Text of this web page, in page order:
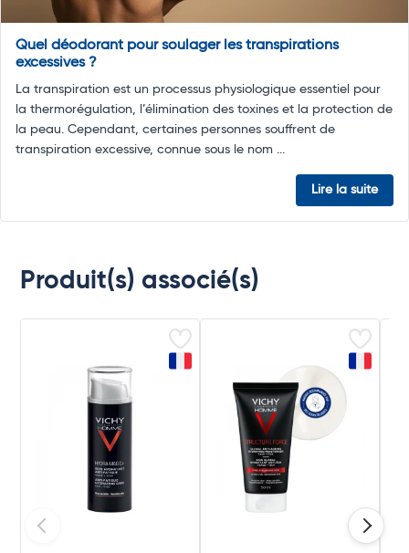
Quel déodorant pour soulager les transpirations
excessives ?
La transpiration est un processus physiologique essentiel pour
la thermorégulation, l’élimination des toxines et la protection de
la peau. Cependant, certaines personnes souffrent de
transpiration excessive, connue sous le nom ...
Lire la suite
Produit(s) associé(s)